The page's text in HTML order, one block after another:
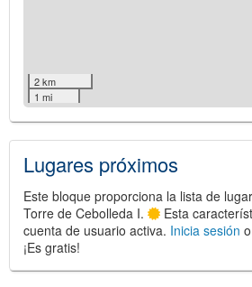
2 km
1 mi
Lugares próximos
Este bloque proporciona la lista de
Torre de Cebolleda I.
Esta
cuenta de usuario activa. Inicia sesión o
¡Es gratis!